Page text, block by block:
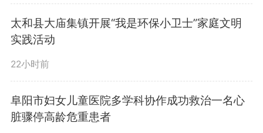
战。要进一步拉高工作标杆、强化
问题导向，聚力落实“六抓”工作机
制，大力推行“一线+闭环”工作
法，奋力实现“双过半”，为全省大
局多作阜阳贡献。要推深做实市领
太和县大庙集镇开展“我是环保小卫士”家庭文明
实践活动
22小时前
阜阳市妇女儿童医院多学科协作成功救治一名心
脏骤停高龄危重患者